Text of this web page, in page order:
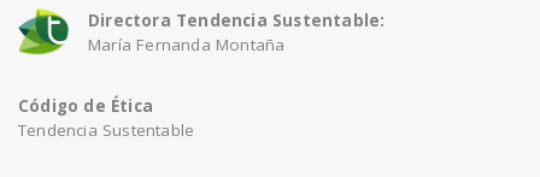
Directora Tendencia Sustentable:
María Fernanda Montaña
Código de Ética
Tendencia Sustentable